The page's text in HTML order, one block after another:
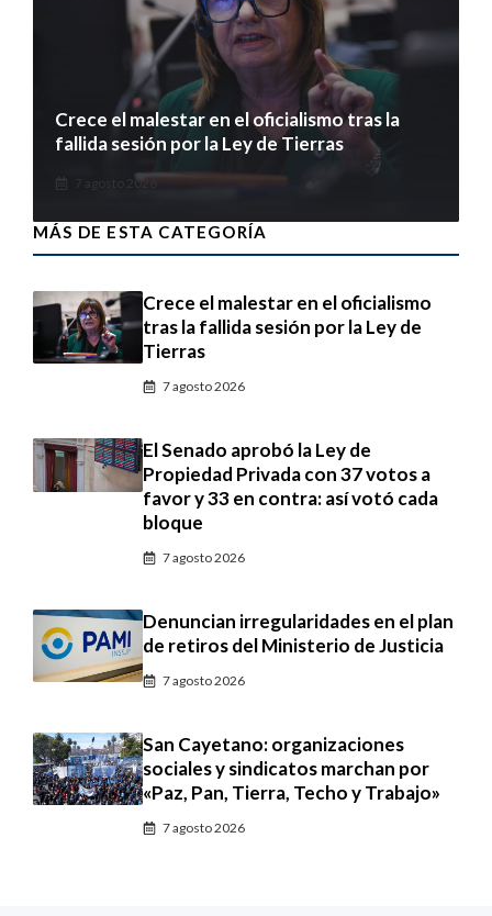
Crece el malestar en el oficialismo tras la
fallida sesión por la Ley de Tierras
7 agosto 2026
MÁS DE ESTA CATEGORÍA
Crece el malestar en el oficialismo
tras la fallida sesión por la Ley de
Tierras
7 agosto 2026
El Senado aprobó la Ley de
Propiedad Privada con 37 votos a
favor y 33 en contra: así votó cada
bloque
7 agosto 2026
Denuncian irregularidades en el plan
de retiros del Ministerio de Justicia
7 agosto 2026
San Cayetano: organizaciones
sociales y sindicatos marchan por
«Paz, Pan, Tierra, Techo y Trabajo»
7 agosto 2026